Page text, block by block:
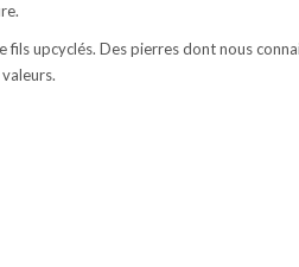
upcyclés. Des pierres dont nous